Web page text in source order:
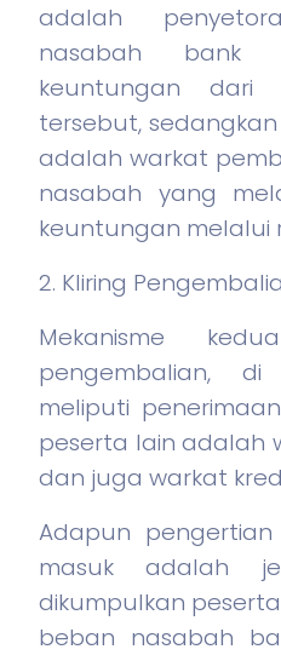
adalah
nasabah bank
keuntungan dari
tersebut,
adalah warkat
nasabah yang
keuntungan melalui
2. Kliring
Mekanisme
pengembalian,
meliputi
peserta lain adalah
dan juga warkat
Adapun
masuk adalah
dikumpulkan
beban nasabah